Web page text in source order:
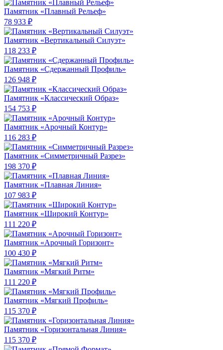
Памятник «Плавный Рельеф»
78 933 ₽
Памятник «Вертикальный Силуэт»
118 233 ₽
Памятник «Сдержанный Профиль»
126 948 ₽
Памятник «Классический Образ»
154 753 ₽
Памятник «Арочный Контур»
116 283 ₽
Памятник «Симметричный Разрез»
198 370 ₽
Памятник «Плавная Линия»
107 983 ₽
Памятник «Широкий Контур»
111 220 ₽
Памятник «Арочный Горизонт»
100 430 ₽
Памятник «Мягкий Ритм»
111 220 ₽
Памятник «Мягкий Профиль»
115 370 ₽
Памятник «Горизонтальная Линия»
115 370 ₽